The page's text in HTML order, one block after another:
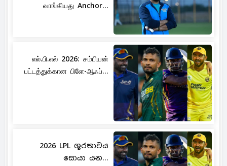
வாங்கியது Anchor...
எல்.பி.எல் 2026: சம்பியன்
பட்டத்துக்கான பிளே-ஆஃப்...
2026 LPL ශූරතාවය
සොයා යන...